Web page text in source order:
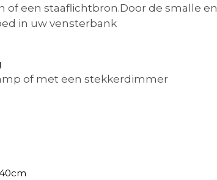
of een staaflichtbron.Door de smalle en
in uw vensterbank
of met een stekkerdimmer